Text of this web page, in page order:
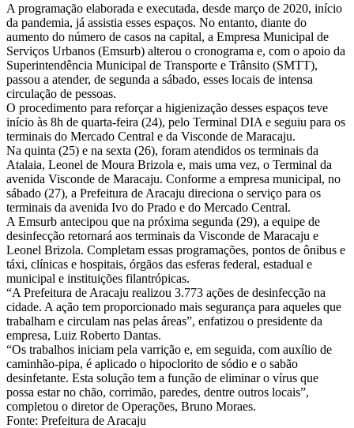
A programação elaborada e executada, desde março de 2020, início
da pandemia, já assistia esses espaços. No entanto, diante do
aumento do número de casos na capital, a Empresa Municipal de
Serviços Urbanos (Emsurb) alterou o cronograma e, com o apoio da
Superintendência Municipal de Transporte e Trânsito (SMTT),
passou a atender, de segunda a sábado, esses locais de intensa
circulação de pessoas.
O procedimento para reforçar a higienização desses espaços teve
início às 8h de quarta-feira (24), pelo Terminal DIA e seguiu para os
terminais do Mercado Central e da Visconde de Maracaju.
Na quinta (25) e na sexta (26), foram atendidos os terminais da
Atalaia, Leonel de Moura Brizola e, mais uma vez, o Terminal da
avenida Visconde de Maracaju. Conforme a empresa municipal, no
sábado (27), a Prefeitura de Aracaju direciona o serviço para os
terminais da avenida Ivo do Prado e do Mercado Central.
A Emsurb antecipou que na próxima segunda (29), a equipe de
desinfecção retornará aos terminais da Visconde de Maracaju e
Leonel Brizola. Completam essas programações, pontos de ônibus e
táxi, clínicas e hospitais, órgãos das esferas federal, estadual e
municipal e instituições filantrópicas.
“A Prefeitura de Aracaju realizou 3.773 ações de desinfecção na
cidade. A ação tem proporcionado mais segurança para aqueles que
trabalham e circulam nas pelas áreas”, enfatizou o presidente da
empresa, Luiz Roberto Dantas.
“Os trabalhos iniciam pela varrição e, em seguida, com auxílio de
caminhão-pipa, é aplicado o hipoclorito de sódio e o sabão
desinfetante. Esta solução tem a função de eliminar o vírus que
possa estar no chão, corrimão, paredes, dentre outros locais”,
completou o diretor de Operações, Bruno Moraes.
Fonte: Prefeitura de Aracaju